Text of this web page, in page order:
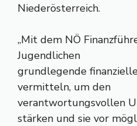
Niederösterreich.
„Mit dem NÖ
Jugendlichen
grundlegende
vermitteln, um den
verantwortungsvollen
stärken und sie vor